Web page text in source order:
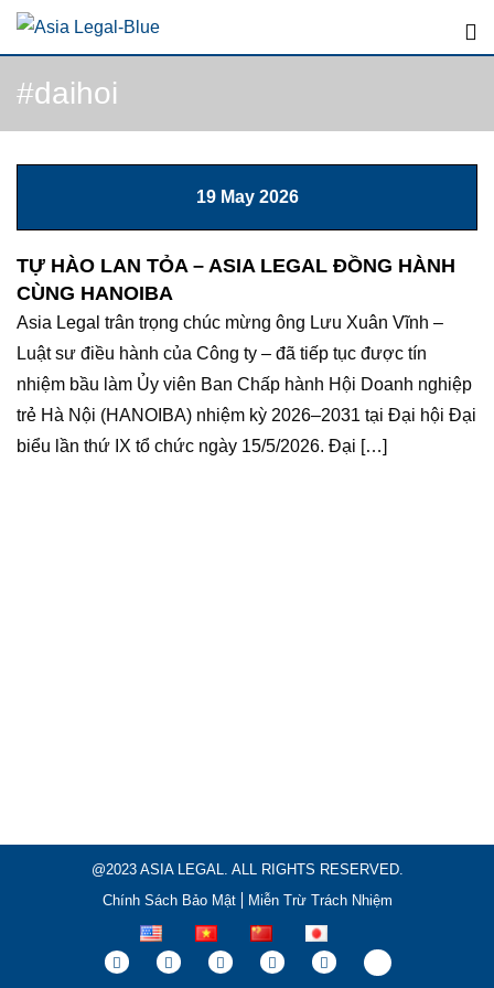
Skip
#daihoi
19 May 2026
TỰ HÀO LAN TỎA – ASIA LEGAL ĐỒNG HÀNH
CÙNG HANOIBA
Asia Legal trân trọng chúc mừng ông Lưu Xuân Vĩnh –
Luật sư điều hành của Công ty – đã tiếp tục được tín
nhiệm bầu làm Ủy viên Ban Chấp hành Hội Doanh nghiệp
trẻ Hà Nội (HANOIBA) nhiệm kỳ 2026–2031 tại Đại hội Đại
biểu lần thứ IX tổ chức ngày 15/5/2026. Đại […]
@2023 ASIA LEGAL. ALL RIGHTS RESERVED.
Chính Sách Bảo Mật
Miễn Trừ Trách Nhiệm